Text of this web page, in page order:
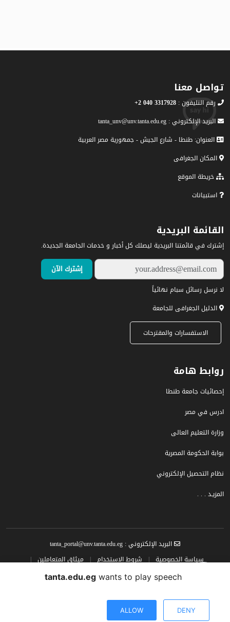
تواصل معنا
رقم التليفون : 3317928 040 2+
البريد الإلكتروني : tanta_unv@unv.tanta.edu.eg
العنوان: طنطا - شارع الجيش - جمهورية مصر العربية
المكان الجغرافى
خريطة الموقع
استبيانات
القائمة البريدية
إشترك في قائمتنا البريدية ليصلك كل أخبار و خدمات الجامعة الجديدة.
لا نرسل رسائل سبام نهائياً
الدليل الجغرافى للجامعة
الاستفسارات والمقترحات
روابط هامة
إحصائيات جامعة طنطا
ادرس في مصر
وزارة التعليم العالى
بوابة الحكومة المصرية
نظام التحصيل الإلكتروني
المزيـد . . .
البريد الإلكتروني : tanta_portal@unv.tanta.edu.eg
سياسة الخصوصية | شروط الاستخدام | ميثاق المتعاملين |
تصميم وتطوير البوابة الإلكترونية جامعة طنطــا الحقوق محفوظة © جامعة طنطا |
2024
tanta.edu.egwants to play speech
DENY
ALLOW